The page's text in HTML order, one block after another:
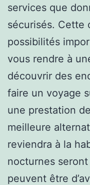
services que
sécurisés. Cette
possibilités
vous rendre à
découvrir des
faire un voyage
une prestation
meilleure
reviendra à la
nocturnes
peuvent être